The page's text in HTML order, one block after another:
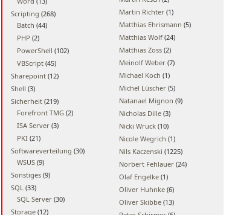
Scripting (268)
Batch (44)
PHP (2)
PowerShell (102)
VBScript (45)
Sharepoint (12)
Shell (3)
Sicherheit (219)
Forefront TMG (2)
ISA Server (3)
PKI (21)
Softwareverteilung (30)
WSUS (9)
Sonstiges (9)
SQL (33)
SQL Server (30)
Storage (12)
Martin Richter (1)
Matthias Ehrismann (5)
Matthias Wolf (24)
Matthias Zoss (2)
Meinolf Weber (7)
Michael Koch (1)
Michel Lüscher (5)
Natanael Mignon (9)
Nicholas Dille (3)
Nicki Wruck (10)
Nicole Wegrich (1)
Nils Kaczenski (1225)
Norbert Fehlauer (24)
Olaf Engelke (1)
Oliver Huhnke (6)
Oliver Skibbe (13)